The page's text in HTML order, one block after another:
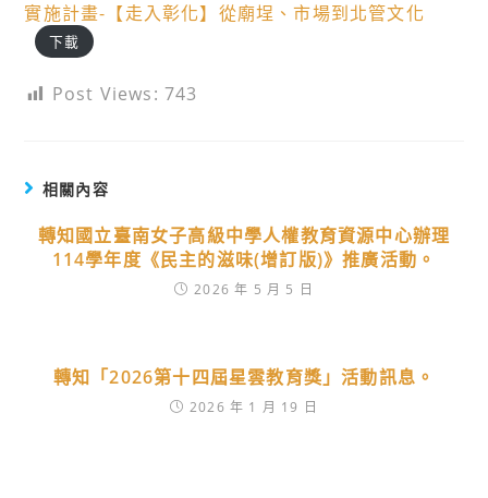
實施計畫-【走入彰化】從廟埕、市場到北管文化
下載
Post Views: 743
相關內容
轉知國立臺南女子高級中學人權教育資源中心辦理
114學年度《民主的滋味(增訂版)》推廣活動。
2026 年 5 月 5 日
轉知「2026第十四屆星雲教育獎」活動訊息。
2026 年 1 月 19 日